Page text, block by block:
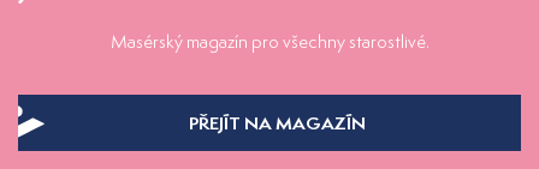
Masérský magazín pro všechny starostlivé.
PŘEJÍT NA MAGAZÍN